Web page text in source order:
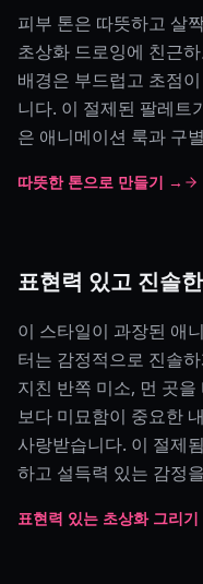
피부 톤은 따뜻하고 살
초상화 드로잉에 친근
배경은 부드럽고 초점
니다. 이 절제된 팔레트
은 애니메이션 룩과 구
따뜻한 톤으로 만들기 →
표현력 있고 진솔
이 스타일이 과장된 애
터는 감정적으로 진솔
지친 반쪽 미소, 먼 곳
보다 미묘함이 중요한
사랑받습니다. 이 절제
하고 설득력 있는 감정
표현력 있는 초상화 그리